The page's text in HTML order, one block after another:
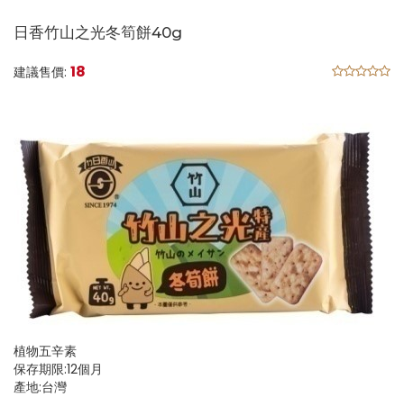
日香竹山之光冬筍餅40g
建議售價: 18
植物五辛素
保存期限:12個月
產地:台灣